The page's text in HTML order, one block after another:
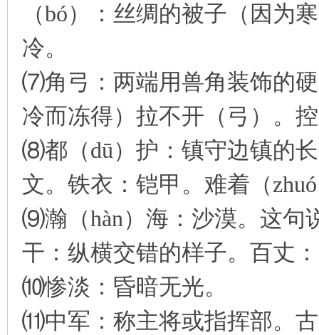
（bó）：丝绸的被子（因为
冷。
⑺角弓：两端用兽角装饰的
冷而冻得）拉不开（弓）。
⑻都（dū）护：镇守边镇的
文。铁衣：铠甲。难着（
⑼瀚（hàn）海：沙漠。这句
干：纵横交错的样子。百丈
⑽惨淡：昏暗无光。
⑾中军：称主将或指挥部。